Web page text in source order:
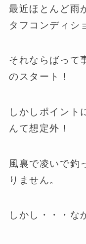
最近ほとんど雨
タフコンディシ
それならばって
のスタート！
しかしポイント
んて想定外！
風裏で凌いで釣
りません。
しかし・・・な